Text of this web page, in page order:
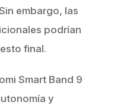
embargo, las
podrían
final.
Smart Band 9
y